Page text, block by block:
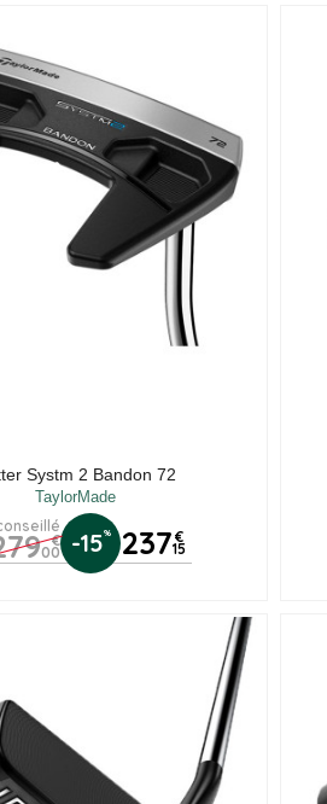
Systm 2 Bandon 72
TaylorMade
€
00 -15% 237€
15